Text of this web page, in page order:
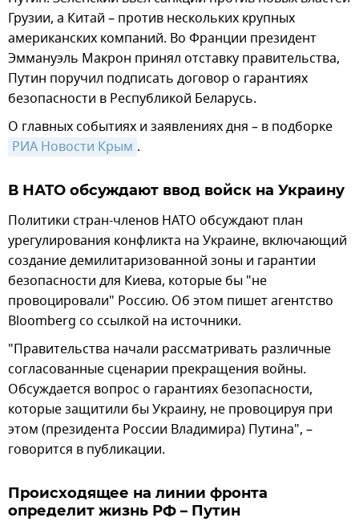
Грузии, а Китай – против нескольких крупных
американских компаний. Во Франции президент
Эммануэль Макрон принял отставку правительства,
Путин поручил подписать договор о гарантиях
безопасности в Республикой Беларусь.
О главных событиях и заявлениях дня – в подборке
РИА Новости Крым .
В НАТО обсуждают ввод войск на Украину
Политики стран-членов НАТО обсуждают план
урегулирования конфликта на Украине, включающий
создание демилитаризованной зоны и гарантии
безопасности для Киева, которые бы "не
провоцировали" Россию. Об этом пишет агентство
Bloomberg со ссылкой на источники.
"Правительства начали рассматривать различные
согласованные сценарии прекращения войны.
Обсуждается вопрос о гарантиях безопасности,
которые защитили бы Украину, не провоцируя при
этом (президента России Владимира) Путина", –
говорится в публикации.
Происходящее на линии фронта
определит жизнь РФ – Путин